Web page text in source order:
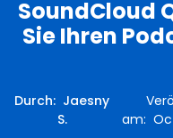
SoundCloud
Sie Ihren
Durch: Jaesny
S.
am: